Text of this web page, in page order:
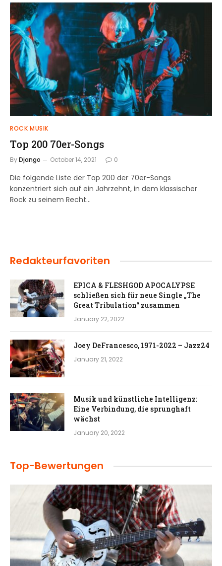
ROCK MUSIK
Top 200 70er-Songs
ByDjango October 14, 2021 0
Die folgende Liste der Top 200 der 70er-Songs
konzentriert sich auf ein Jahrzehnt, in dem klassischer
Rock zu seinem Recht…
Redakteurfavoriten
EPICA & FLESHGOD APOCALYPSE
schließen sich für neue Single „The
Great Tribulation“ zusammen
January 22, 2022
Joey DeFrancesco, 1971-2022 – Jazz24
January 21, 2022
Musik und künstliche Intelligenz:
Eine Verbindung, die sprunghaft
wächst
January 20, 2022
Top-Bewertungen